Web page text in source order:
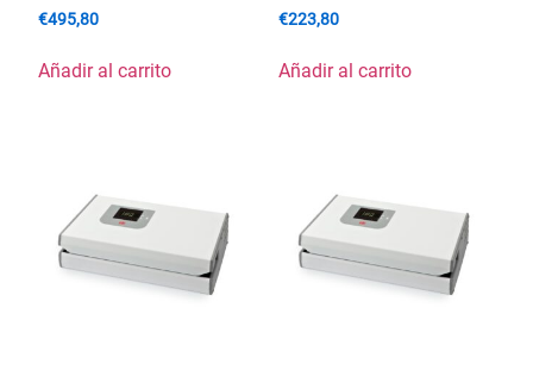
€495,80
Añadir al carrito
€223,80
Añadir al carrito